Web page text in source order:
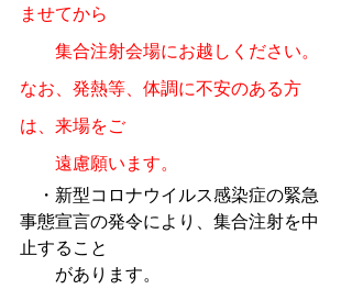
ませてから
集合注射会場にお越しください。
なお、発熱等、体調に不安のある方
は、来場をご
遠慮願います。
・新型コロナウイルス感染症の緊急
事態宣言の発令により、集合注射を中
止すること
があります。